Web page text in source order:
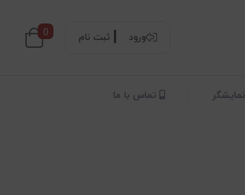
ورود ثبت نام 0
نمایشگر تماس با ما